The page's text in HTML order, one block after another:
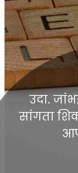
उदा.
सांगता